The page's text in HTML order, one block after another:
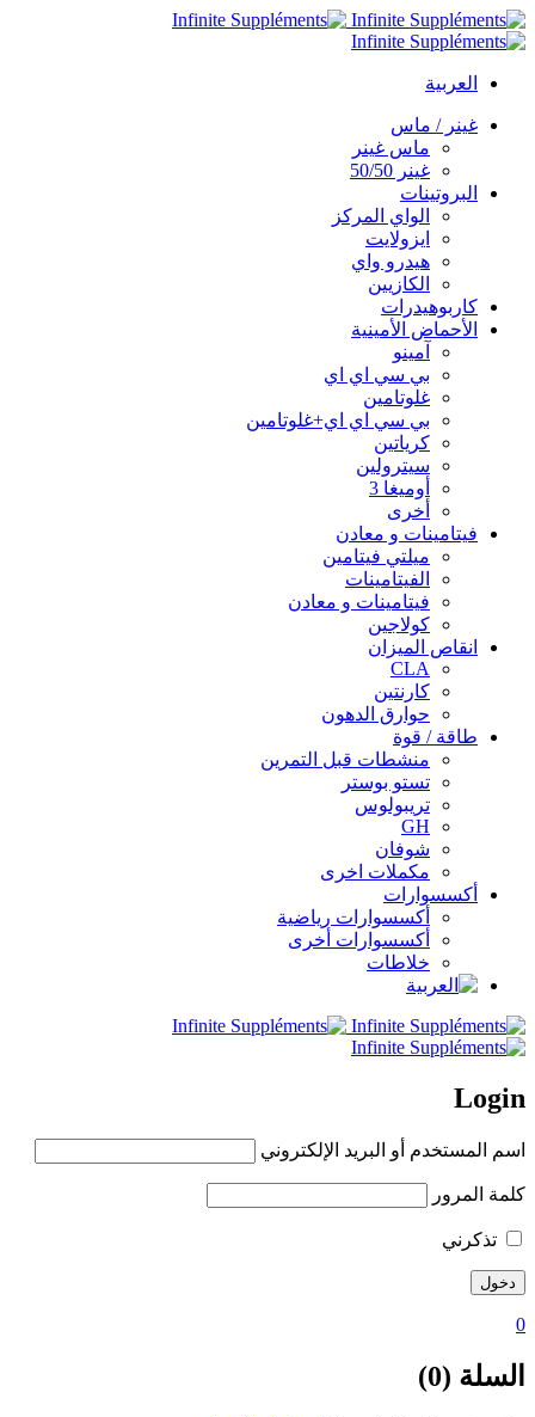
العربية
غينر / ماس
ماس غينر
غينر 50/50
البروتينات
الواي المركز
ايزولايت
هيدرو واي
الكازيين
كاربوهيدرات
الأحماض الأمينية
آمينو
بي سي اي اي
غلوتامين
بي سي اي اي+غلوتامين
كرياتين
سيترولين
أوميغا 3
أخرى
فيتامينات و معادن
ميلتي فيتامين
الفيتامينات
فيتامينات و معادن
كولاجين
انقاص الميزان
CLA
كارنتين
حوارق الدهون
طاقة / قوة
منشطات قبل التمرين
تستو بوستر
تريبولوس
GH
شوفان
مكملات اخرى
أكسسوارات
أكسسوارات رياضية
أكسسوارات أخرى
خلاطات
Login
اسم المستخدم أو البريد الإلكتروني
كلمة المرور
تذكرني
0
السلة (0)